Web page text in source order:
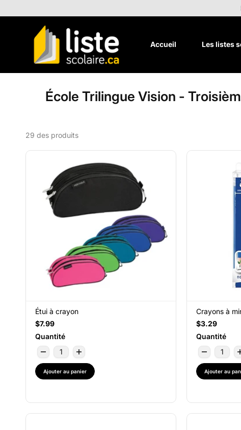
Accueil Les listes
École Trilingue Vision -
29 des produits
Étui à crayon
$7.99
Quantité
Ajouter au panier
Crayons à
$3.29
Quantité
Ajouter au